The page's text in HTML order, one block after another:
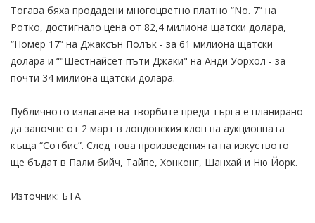
Тогава бяха продадени многоцветно платно “No. 7” на
Ротко, достигнало цена от 82,4 милиона щатски долара,
“Номер 17” на Джаксън Полък - за 61 милиона щатски
долара и “"Шестнайсет пъти Джаки" на Анди Уорхол - за
почти 34 милиона щатски долара.
Публичното излагане на творбите преди търга е планирано
да започне от 2 март в лондонския клон на аукционната
къща “Сотбис”. След това произведенията на изкуството
ще бъдат в Палм бийч, Тайпе, Хонконг, Шанхай и Ню Йорк.
Източник: БТА